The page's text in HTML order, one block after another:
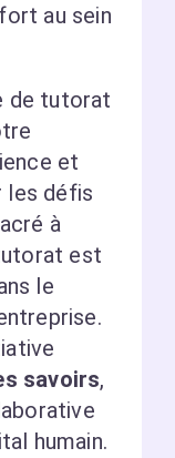
au sein
de tutorat
et
les défis
à
est
le
savoirs,
humain.